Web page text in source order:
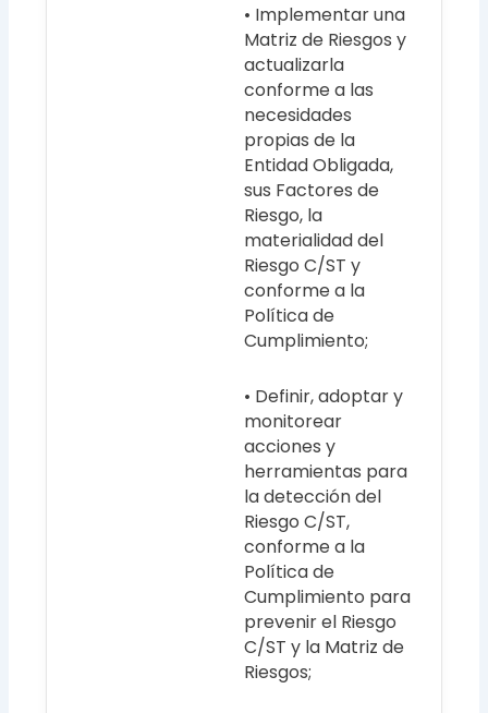
• Implementar una
Matriz de Riesgos y
actualizarla
conforme a las
necesidades
propias de la
Entidad Obligada,
sus Factores de
Riesgo, la
materialidad del
Riesgo C/ST y
conforme a la
Política de
Cumplimiento;
• Definir, adoptar y
monitorear
acciones y
herramientas para
la detección del
Riesgo C/ST,
conforme a la
Política de
Cumplimiento para
prevenir el Riesgo
C/ST y la Matriz de
Riesgos;